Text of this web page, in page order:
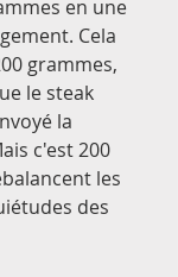
en une
Cela
grammes,
le steak
la
c'est 200
les
des